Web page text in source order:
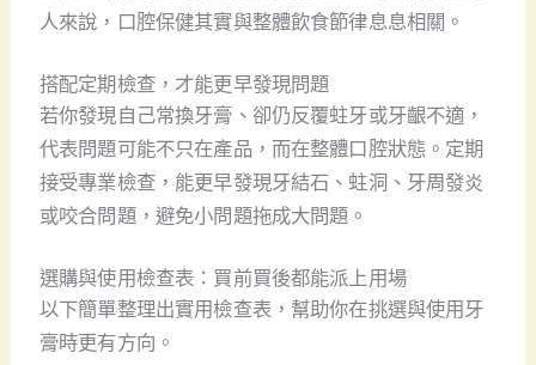
人來說，口腔保健其實與整體飲食節律息息相關。
搭配定期檢查，才能更早發現問題
若你發現自己常換牙膏、卻仍反覆蛀牙或牙齦不適，
代表問題可能不只在產品，而在整體口腔狀態。定期
接受專業檢查，能更早發現牙結石、蛀洞、牙周發炎
或咬合問題，避免小問題拖成大問題。
選購與使用檢查表：買前買後都能派上用場
以下簡單整理出實用檢查表，幫助你在挑選與使用牙
膏時更有方向。